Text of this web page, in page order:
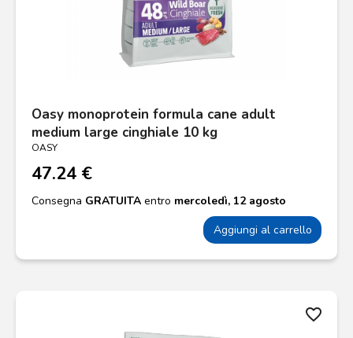
Oasy monoprotein formula cane adult
medium large cinghiale 10 kg
OASY
47.24 €
Consegna GRATUITA entro mercoledì, 12 agosto
Aggiungi al carrello
favorite_border